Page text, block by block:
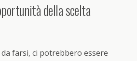
della scelta
farsi, ci potrebbero essere